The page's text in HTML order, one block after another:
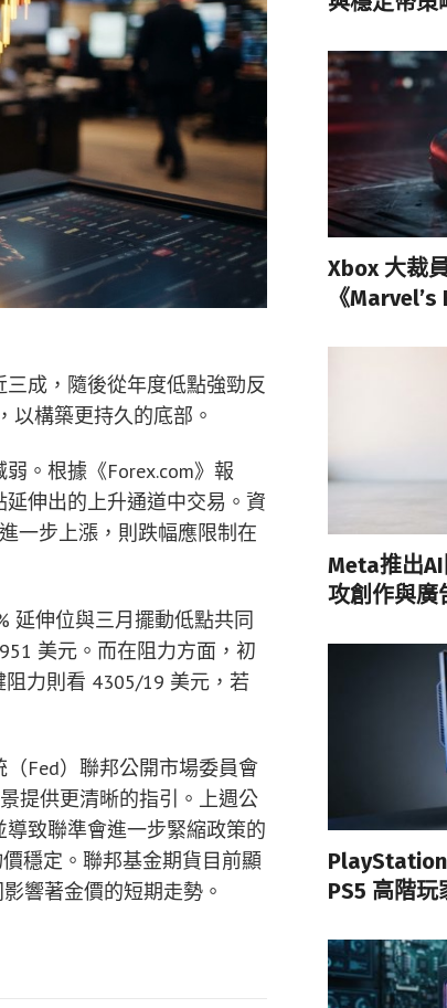
成，隨後從年度低點強勁反
以構築更持久的底部。
。根據《Forex.com》報
伸出的上升通道中交易。資
一步上漲，則跌幅應限制在
延伸位與三月擺動低點共同
美元。而在阻力方面，初
力則看 4305/19 美元，若
Fed）聯邦公開市場委員會
提供更清晰的指引。上週公
致聯準會進一步緊縮政策的
穩定。聯邦基金期貨目前顯
響著金價的短期走勢。
Xbox 大裁
《
Meta推出
攻創作與廣
PS5 高階玩